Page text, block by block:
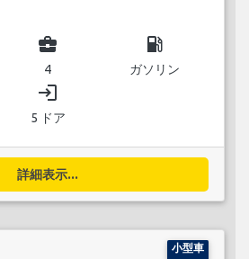
business_center
4
local_gas_station
ガソリン
login
5 ドア
詳細表示...
小型車